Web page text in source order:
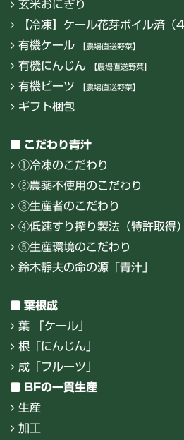
玄米おにぎり
【冷凍】ケール花芽ボイル済（4
有機ケール
【農場直送野菜】
有機にんじん 【農場直送野菜】
有機ビーツ 【農場直送野菜】
ギフト梱包
こだわり青汁
①冷凍のこだわり
②農薬不使用のこだわり
③生産者のこだわり
④低速すり搾り製法（特許取得
⑤生産環境のこだわり
鈴木靜夫の命の源「青汁」
葉根成
葉 「ケール」
根「にんじん」
成「フルーツ」
BFの一貫生産
生産
加工